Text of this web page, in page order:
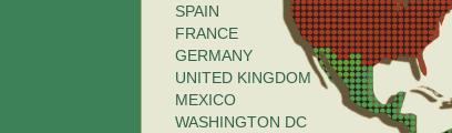
SPAIN
FRANCE
GERMANY
UNITED KINGDOM
MEXICO
WASHINGTON DC